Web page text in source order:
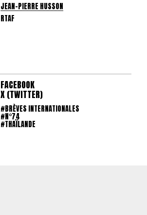
JEAN-PIERRE HUSSON
RTAF
FACEBOOK
X (TWITTER)
#BRÈVES INTERNATIONALES
#N°74
#THAÏLANDE